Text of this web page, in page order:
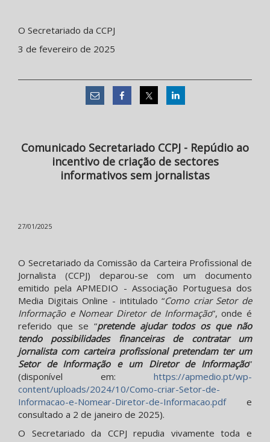
O Secretariado da CCPJ
3 de fevereiro de 2025
Comunicado Secretariado CCPJ - Repúdio ao
incentivo de criação de sectores
informativos sem jornalistas
27/01/2025
O Secretariado da Comissão da Carteira Profissional de
Jornalista (CCPJ) deparou-se com um documento
emitido pela APMEDIO - Associação Portuguesa dos
Media Digitais Online - intitulado “Como criar Setor de
Informação e Nomear Diretor de Informação”, onde é
referido que se “pretende ajudar todos os que não
tendo possibilidades financeiras de contratar um
jornalista com carteira profissional pretendam ter um
Setor de Informação e um Diretor de Informação”
(disponível em: https://apmedio.pt/wp-
content/uploads/2024/10/Como-criar-Setor-de-
Informacao-e-Nomear-Diretor-de-Informacao.pdfe
consultado a 2 de janeiro de 2025).
O Secretariado da CCPJ repudia vivamente toda e